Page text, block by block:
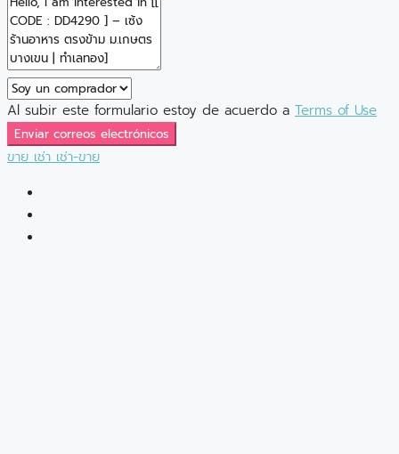
Al subir este formulario estoy de acuerdo a Terms of Use
Enviar correos electrónicos
ขาย เช่า เช่า-ขาย